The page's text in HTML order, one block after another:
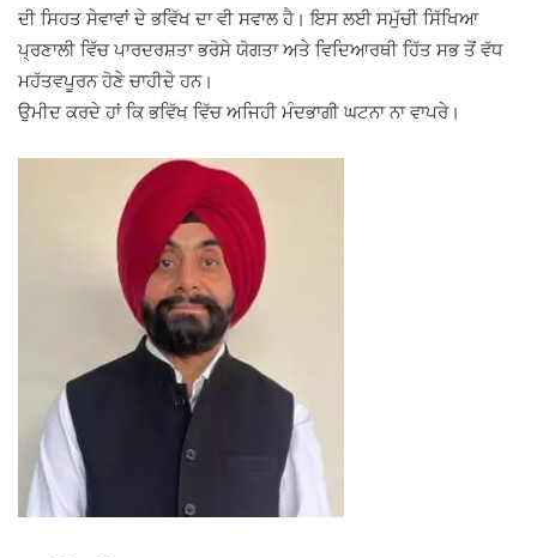
ਦੀ ਸਿਹਤ ਸੇਵਾਵਾਂ ਦੇ ਭਵਿੱਖ ਦਾ ਵੀ ਸਵਾਲ ਹੈ। ਇਸ ਲਈ ਸਮੁੱਚੀ ਸਿੱਖਿਆ
ਪ੍ਰਣਾਲੀ ਵਿੱਚ ਪਾਰਦਰਸ਼ਤਾ ਭਰੋਸੇ ਯੋਗਤਾ ਅਤੇ ਵਿਦਿਆਰਥੀ ਹਿੱਤ ਸਭ ਤੋਂ ਵੱਧ
ਮਹੱਤਵਪੂਰਨ ਹੋਣੇ ਚਾਹੀਦੇ ਹਨ।
ਉਮੀਦ ਕਰਦੇ ਹਾਂ ਕਿ ਭਵਿੱਖ ਵਿੱਚ ਅਜਿਹੀ ਮੰਦਭਾਗੀ ਘਟਨਾ ਨਾ ਵਾਪਰੇ।